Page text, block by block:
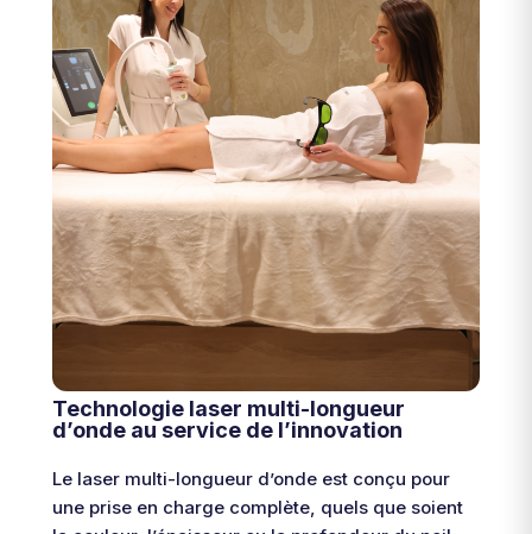
Technologie laser multi-longueur
d’onde au service de l’innovation
Le laser multi-longueur d’onde est conçu pour
une prise en charge complète, quels que soient